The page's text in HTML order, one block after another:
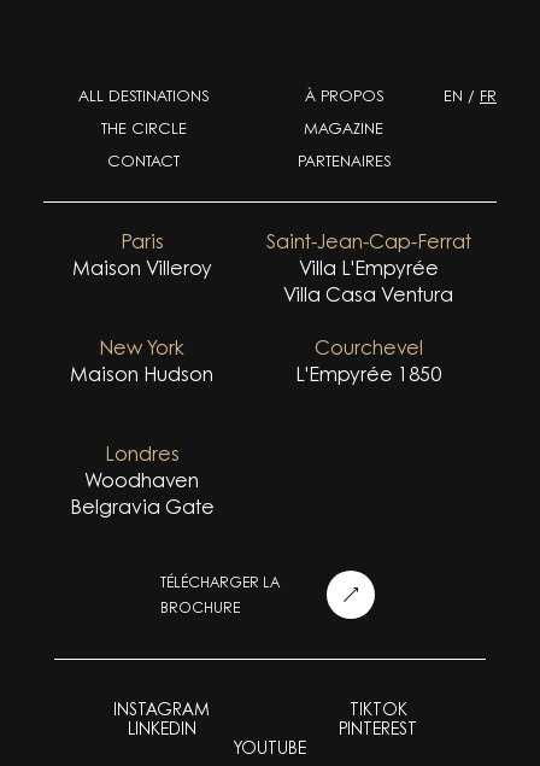
TÉLÉCHARGER LA
BROCHURE
ALL DESTINATIONS
À PROPOS
THE CIRCLE
MAGAZINE
CONTACT
PARTENAIRES
EN / FR
Paris
Maison Villeroy
New York
Maison Hudson
Londres
Woodhaven
Belgravia Gate
Saint-Jean-Cap-Ferrat
Villa L'Empyrée
Villa Casa Ventura
Courchevel
L'Empyrée 1850
INSTAGRAM
TIKTOK
LINKEDIN
PINTEREST
YOUTUBE